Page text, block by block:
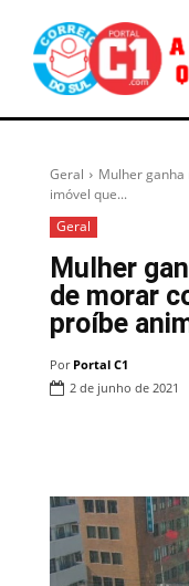
Geral
Mulher ganha
imóvel que...
Geral
Mulher
de morar
proíbe
Por Portal C1
2 de junho de 2021